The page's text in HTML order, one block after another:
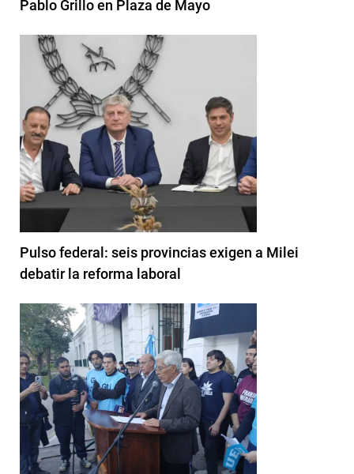
Pablo Grillo en Plaza de Mayo
Pulso federal: seis provincias exigen a Milei
debatir la reforma laboral